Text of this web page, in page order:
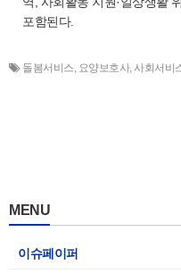
포함된다.
돌봄서비스, 요양보호사, 사회서비
MENU
이슈페이퍼